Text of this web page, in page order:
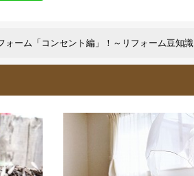
ォーム「コンセント編」！～リフォーム豆知識